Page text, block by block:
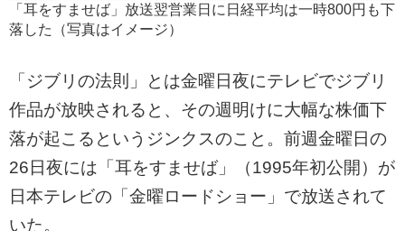
「耳をすませば」放送翌営業日に日経平均は一時800円も下
落した（写真はイメージ）
「ジブリの法則」とは金曜日夜にテレビでジブリ
作品が放映されると、その週明けに大幅な株価下
落が起こるというジンクスのこと。前週金曜日の
26日夜には「耳をすませば」（1995年初公開）が
日本テレビの「金曜ロードショー」で放送されて
いた。